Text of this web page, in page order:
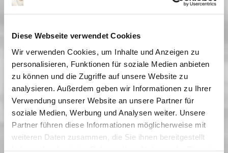
Diese Webseite verwendet Cookies
Wir verwenden Cookies, um Inhalte und Anzeigen zu
personalisieren, Funktionen für soziale Medien anbieten
zu können und die Zugriffe auf unsere Website zu
analysieren. Außerdem geben wir Informationen zu Ihrer
Verwendung unserer Website an unsere Partner für
soziale Medien, Werbung und Analysen weiter. Unsere
Partner führen diese Informationen möglicherweise mit
weiteren Daten zusammen, die Sie ihnen bereitgestellt
Anzahl*
Kinoprogramm abonnieren?
Sicherheitscode